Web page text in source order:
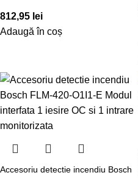
812,95 lei
Adaugă în coș
Accesoriu detectie incendiu Bosch